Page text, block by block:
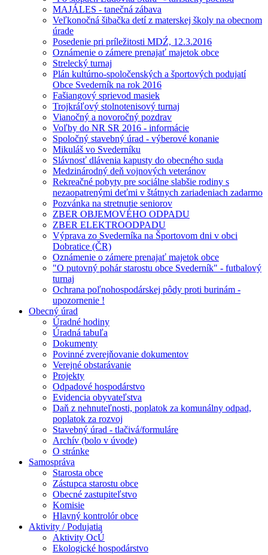
MAJÁLES - tanečná zábava
Veľkonočná šibačka detí z materskej školy na obecnom
úrade
Posedenie pri príležitosti MDŹ, 12.3.2016
Oznámenie o zámere prenajať majetok obce
Strelecký turnaj
Plán kultúrno-spoločenských a športových podujatí
Obce Svederník na rok 2016
Fašiangový sprievod masiek
Trojkráľový stolnotenisový turnaj
Vianočný a novoročný pozdrav
Voľby do NR SR 2016 - informácie
Spoločný stavebný úrad - výberové konanie
Mikuláš vo Svederníku
Slávnosť dlávenia kapusty do obecného suda
Medzinárodný deň vojnových veteránov
Rekreačné pobyty pre sociálne slabšie rodiny s
nezaopatrenými deťmi v štátnych zariadeniach zadarmo
Pozvánka na stretnutie seniorov
ZBER OBJEMOVÉHO ODPADU
ZBER ELEKTROODPADU
Výprava zo Svederníka na Športovom dni v obci
Dobratice (ČR)
Oznámenie o zámere prenajať majetok obce
"O putovný pohár starostu obce Svederník" - futbalový
turnaj
Ochrana poľnohospodárskej pôdy proti burinám -
upozornenie !
Obecný úrad
Úradné hodiny
Úradná tabuľa
Dokumenty
Povinné zverejňovanie dokumentov
Verejné obstarávanie
Projekty
Odpadové hospodárstvo
Evidencia obyvateľstva
Daň z nehnuteľnosti, poplatok za komunálny odpad,
poplatok za rozvoj
Stavebný úrad - tlačivá/formuláre
Archív (bolo v úvode)
O stránke
Samospráva
Starosta obce
Zástupca starostu obce
Obecné zastupiteľstvo
Komisie
Hlavný kontrolór obce
Aktivity / Podujatia
Aktivity OcÚ
Ekologické hospodárstvo